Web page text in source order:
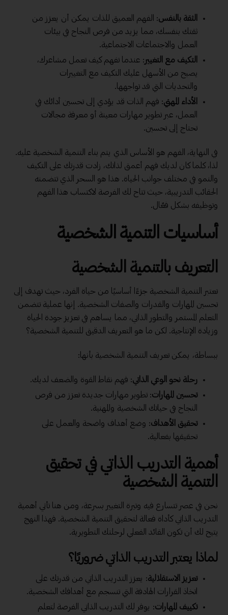
الثقة بالنفس: الفهم العميق للذات يمكن أن يعزز من
ثقتك بنفسك، مما يزيد من فرص النجاح في بيئات
العمل والاجتماعات الاجتماعية.
التكيف مع التغيير : عندما تفهم كيف تعمل مشاعرك،
يصبح من الأسهل عليك التكيف مع التغييرات
والتحديات التي قد تواجهها.
الأداء المهني: فهم الذات قد يؤدي إلى تحسين أدائك في
العمل، عبر تطوير مهارات معينة أو معرفة مجالات
تحتاج إلى تحسين.
في النهاية، الفهم هو الأساس الذي يتم بناء التنمية الشخصية عليه.
لذا، كلما كان لديك فهم أعمق لذاتك، زادت قدرتك على التكيف
والنمو في مختلف جوانب الحياة. هذا هو السحر الذي تتضمنه
الحقائب التدريبية، حيث تتاح لك الفرصة لاكتساب هذا الفهم
وتوظيفه بشكل فعّال.
أساسيات التنمية الشخصية
التعريف بالتنمية الشخصية
تعتبر التنمية الشخصية جزءًا أساسيًا من حياة الفرد، حيث تهدف إلى
تحسين المهارات والقدرات والصفات الشخصية. إنها عملية تتضمن
التعلم المستمر والتطور الذاتي، مما يساهم في تعزيز جودة الحياة
وزيادة الإنتاجية. لكن ما هو التعريف الدقيق للتنمية الشخصية؟
ببساطة، يمكن تعريف التنمية الشخصية بأنها:
رحلة نحو الوعي الذاتي: فهم نقاط القوة والضعف لديك.
تحسين المهارات: تطوير مهارات جديدة تعزز من فرص
النجاح في حياتك الشخصية والمهنية.
تحقيق الأهداف: وضع أهداف واضحة والعمل على
تحقيقها بفعالية.
أهمية التدريب الذاتي في تحقيق
التنمية الشخصية
نحن في عصر تتسارع فيه وتيرة التغيير بسرعة، ومن هنا تأتي أهمية
التدريب الذاتي كأداة فعالة لتحقيق التنمية الشخصية. فهذا النهج
يتيح لك أن تكون القائد الفعلي لرحلتك التطويرية.
لماذا يعتبر التدريب الذاتي ضروريًا؟
تعزيز الاستقلالية: يعزز التدريب الذاتي من قدرتك على
اتخاذ القرارات الهادفة التي تنسجم مع أهدافك الشخصية.
تكييف المهارات: يوفر لك التدريب الذاتي الفرصة لتعلم